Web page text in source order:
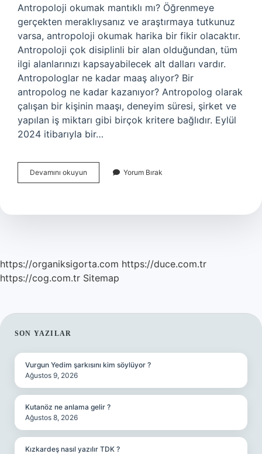
Antropoloji okumak mantıklı mı? Öğrenmeye
gerçekten meraklıysanız ve araştırmaya tutkunuz
varsa, antropoloji okumak harika bir fikir olacaktır.
Antropoloji çok disiplinli bir alan olduğundan, tüm
ilgi alanlarınızı kapsayabilecek alt dalları vardır.
Antropologlar ne kadar maaş alıyor? Bir
antropolog ne kadar kazanıyor? Antropolog olarak
çalışan bir kişinin maaşı, deneyim süresi, şirket ve
yapılan iş miktarı gibi birçok kritere bağlıdır. Eylül
2024 itibarıyla bir…
Devamını okuyun Antropoloji
Bölümünün
Mı
Yorum Bırak
https://organiksigorta.com https://duce.com.tr
https://cog.com.tr Sitemap
SIDEBAR
SON YAZILAR
Vurgun Yedim şarkısını kim söylüyor ?
Ağustos 9, 2026
Kutanöz ne anlama gelir ?
Ağustos 8, 2026
Kızkardeş nasıl yazılır TDK ?